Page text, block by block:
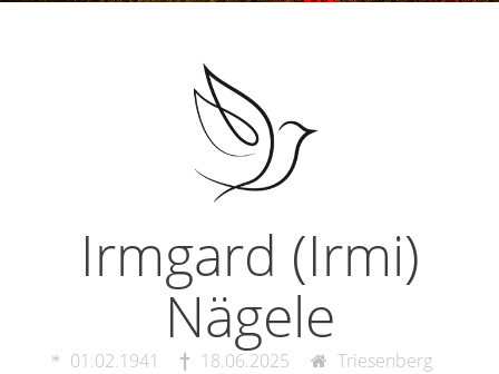
Irmgard (Irmi)
Nägele
01.02.1941 18.06.2025 Triesenberg